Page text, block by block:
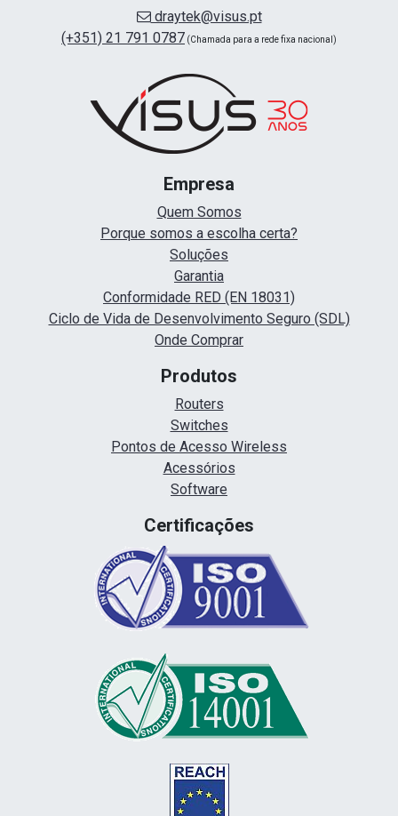
draytek@visus.pt
(+351) 21 791 0787 (Chamada para a rede fixa nacional)
Empresa
Quem Somos
Porque somos a escolha certa?
Soluções
Garantia
Conformidade RED (EN 18031)
Ciclo de Vida de Desenvolvimento Seguro (SDL)
Onde Comprar
Produtos
Routers
Switches
Pontos de Acesso Wireless
Acessórios
Software
Certificações